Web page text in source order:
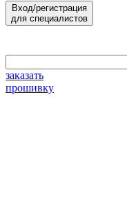
Вход/регистрация
для специалистов
заказать
прошивку